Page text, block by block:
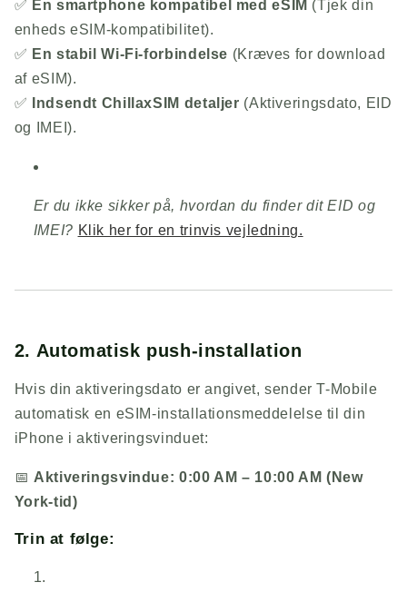
✅ En smartphone kompatibel med eSIM (Tjek din
enheds eSIM-kompatibilitet).
✅ En stabil Wi-Fi-forbindelse (Kræves for download
af eSIM).
✅
Indsendt ChillaxSIM detaljer (Aktiveringsdato, EID
og IMEI).
Er du ikke sikker på, hvordan du finder dit EID og
IMEI? Klik her for en trinvis vejledning.
2. Automatisk push-installation
Hvis din aktiveringsdato er angivet, sender T-Mobile
automatisk en eSIM-installationsmeddelelse til din
iPhone i aktiveringsvinduet:
📅 Aktiveringsvindue: 0:00 AM – 10:00 AM (New
York-tid)
Trin at følge: